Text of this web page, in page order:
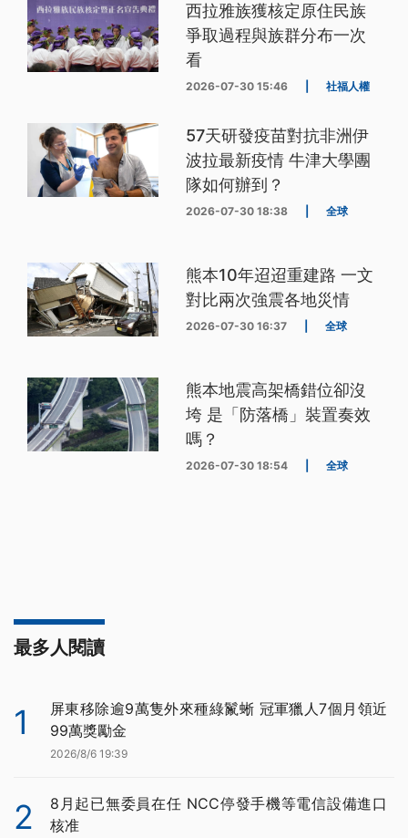
西拉雅族獲核定原住民族
爭取過程與族群分布一次
看
2026-07-30 15:46 社福人權
57天研發疫苗對抗非洲伊
波拉最新疫情 牛津大學團
隊如何辦到？
2026-07-30 18:38 全球
熊本10年迢迢重建路 一文
對比兩次強震各地災情
2026-07-30 16:37 全球
熊本地震高架橋錯位卻沒
垮 是「防落橋」裝置奏效
嗎？
2026-07-30 18:54 全球
最多人閱讀
1
屏東移除逾9萬隻外來種綠鬣蜥 冠軍獵人7個月領近
99萬獎勵金
2026/8/6 19:39
2
8月起已無委員在任 NCC停發手機等電信設備進口
核准